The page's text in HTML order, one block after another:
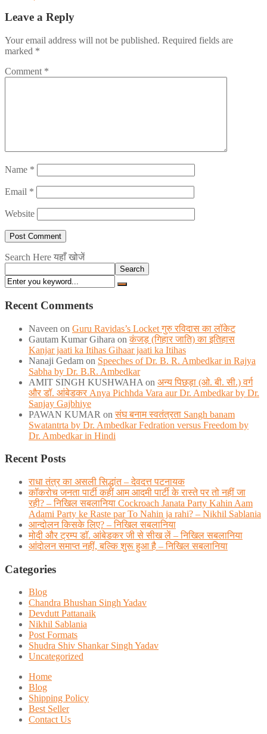
Leave a Reply
Your email address will not be published. Required fields are
marked *
Comment *
Name *
Email *
Website
Search Here यहाँ खोजें
Search
Recent Comments
Naveen on Guru Ravidas’s Locket गुरु रविदास का लॉकेट
Gautam Kumar Gihara onकंजड़ (गिहार जाति) का इतिहास
Kanjar jaati ka Itihas Gihaar jaati ka Itihas
Nanaji Gedam on Speeches of Dr. B. R. Ambedkar in Rajya
Sabha by Dr. B.R. Ambedkar
AMIT SINGH KUSHWAHA on अन्य पिछड़ा (ओ. बी. सी.) वर्ग
और डॉ. आंबेडकर Anya Pichhda Vara aur Dr. Ambedkar by Dr.
Sanjay Gajbhiye
PAWAN KUMAR onसंघ बनाम स्वतंत्रता Sangh banam
Swatantrta by Dr. Ambedkar Fedration versus Freedom by
Dr. Ambedkar in Hindi
Recent Posts
राधा तंत्र का असली सिद्धांत – देवदत्त पटनायक
कॉकरोच जनता पार्टी कहीं आम आदमी पार्टी के रास्ते पर तो नहीं जा
रही? – निखिल सबलानिया Cockroach Janata Party Kahin Aam
Adami Party ke Raste par To Nahin ja rahi? – Nikhil Sablania
आन्दोलन किसके लिए? – निखिल सबलानिया
मोदी और ट्रम्प डाॅ. आंबेडकर जी से सीख लें – निखिल सबलानिया
आंदोलन समाप्त नहीं, बल्कि शुरू हुआ है – निखिल सबलानिया
Categories
Blog
Chandra Bhushan Singh Yadav
Devdutt Pattanaik
Nikhil Sablania
Post Formats
Shudra Shiv Shankar Singh Yadav
Uncategorized
Home
Blog
Shipping Policy
Best Seller
Contact Us